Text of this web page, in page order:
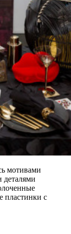
мотивами
деталями
пластинки с